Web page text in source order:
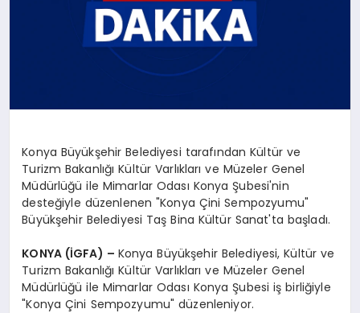
Konya Büyükşehir Belediyesi tarafından Kültür ve
Turizm Bakanlığı Kültür Varlıkları ve Müzeler Genel
Müdürlüğü ile Mimarlar Odası Konya Şubesi'nin
desteğiyle düzenlenen "Konya Çini Sempozyumu"
Büyükşehir Belediyesi Taş Bina Kültür Sanat'ta başladı.
KONYA (İGFA) – Konya Büyükşehir Belediyesi, Kültür ve
Turizm Bakanlığı Kültür Varlıkları ve Müzeler Genel
Müdürlüğü ile Mimarlar Odası Konya Şubesi iş birliğiyle
"Konya Çini Sempozyumu" düzenleniyor.